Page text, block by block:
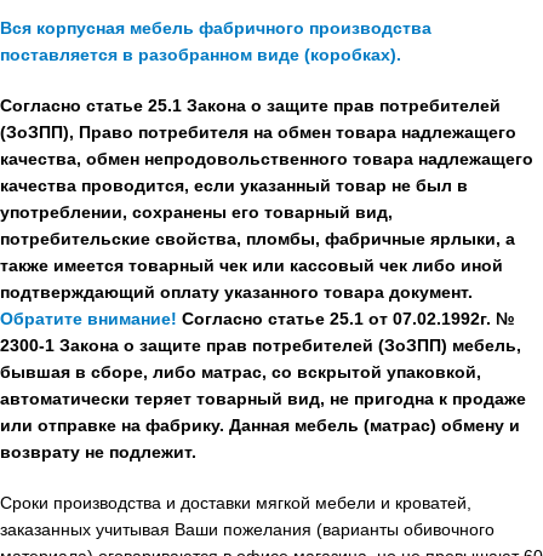
Вся корпусная мебель фабричного производства
поставляется в разобранном виде (коробках).
Согласно статье 25.1 Закона о защите прав потребителей
(ЗоЗПП), Право потребителя на обмен товара надлежащего
качества, обмен непродовольственного товара надлежащего
качества проводится, если указанный товар не был в
употреблении, сохранены его товарный вид,
потребительские свойства, пломбы, фабричные ярлыки, а
также имеется товарный чек или кассовый чек либо иной
подтверждающий оплату указанного товара документ.
Обратите внимание! Согласно статье 25.1 от 07.02.1992г. №
2300-1 Закона о защите прав потребителей (ЗоЗПП) мебель,
бывшая в сборе, либо матрас, со вскрытой упаковкой,
автоматически теряет товарный вид, не пригодна к продаже
или отправке на фабрику. Данная мебель (матрас) обмену и
возврату не подлежит.
Сроки производства и доставки мягкой мебели и кроватей,
заказанных учитывая Ваши пожелания (варианты обивочного